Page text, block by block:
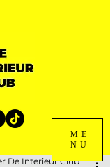
ME
NU
De Interieur Club